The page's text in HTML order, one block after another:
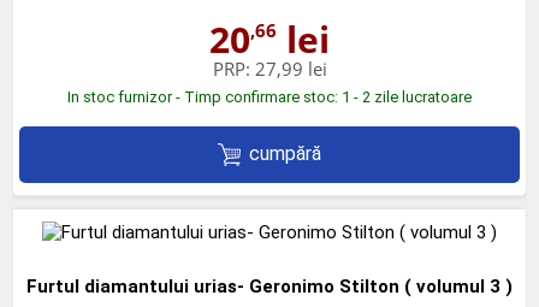
20,66 lei
PRP: 27,99 lei
In stoc furnizor - Timp confirmare stoc: 1 - 2 zile lucratoare
cumpără
Furtul diamantului urias- Geronimo Stilton ( volumul 3 )